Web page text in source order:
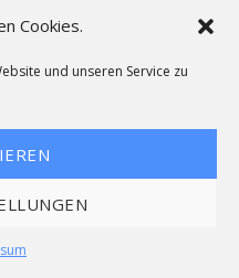
Cookies.
und unseren Service zu
Fracht
(ES)
Diese Strecke
3 pro